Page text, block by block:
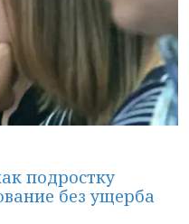
подростку
без ущерба